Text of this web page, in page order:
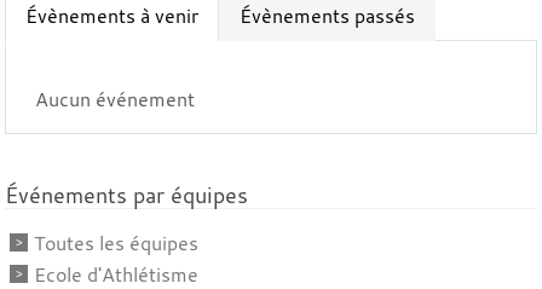
Évènements à venir Évènements passés
Aucun événement
Événements par équipes
Toutes les équipes
Ecole d'Athlétisme